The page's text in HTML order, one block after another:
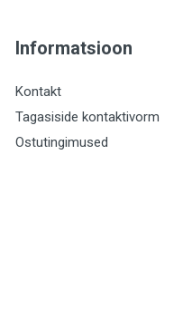
Informatsioon
Kontakt
Tagasiside kontaktivorm
Ostutingimused